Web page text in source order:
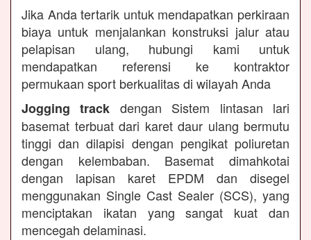
Jika Anda tertarik untuk mendapatkan perkiraan
biaya untuk menjalankan konstruksi jalur atau
pelapisan ulang, hubungi kami untuk
mendapatkan referensi ke kontraktor
permukaan sport berkualitas di wilayah Anda
Jogging track dengan Sistem lintasan lari
basemat terbuat dari karet daur ulang bermutu
tinggi dan dilapisi dengan pengikat poliuretan
dengan kelembaban. Basemat dimahkotai
dengan lapisan karet EPDM dan disegel
menggunakan Single Cast Sealer (SCS), yang
menciptakan ikatan yang sangat kuat dan
mencegah delaminasi.